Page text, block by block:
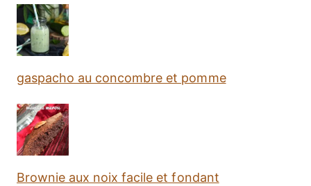
gaspacho au concombre et pomme
Brownie aux noix facile et fondant